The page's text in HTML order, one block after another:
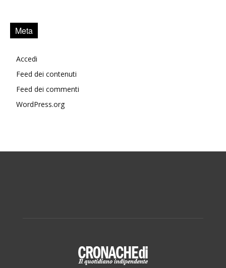
Meta
Accedi
Feed dei contenuti
Feed dei commenti
WordPress.org